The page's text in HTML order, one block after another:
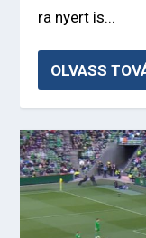
ra nyert is...
OLVASS